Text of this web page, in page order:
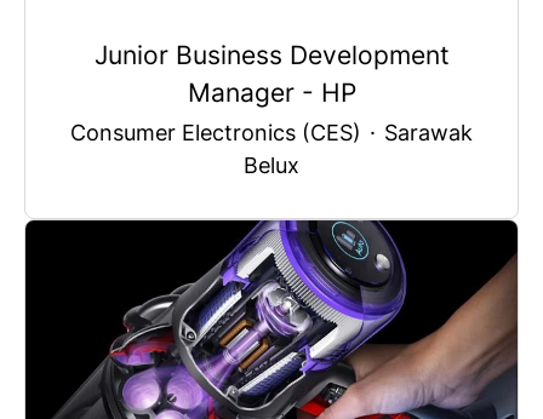
Junior Business Development
Manager - HP
Consumer Electronics (CES) · Sarawak
Belux